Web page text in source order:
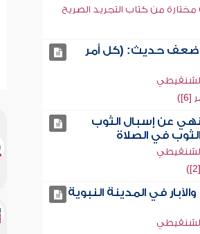
من كتاب التجريد الصريح
ضعف حديث: (كل أمر
عن إسبال الثوب
في الصلاة
في المدينة النبوية